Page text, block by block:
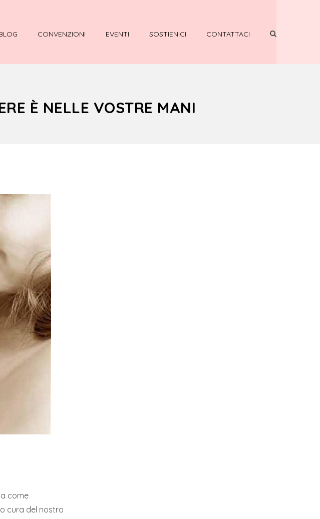
CONVENZIONI EVENTI SOSTIENICI CONTATTACI
È NELLE VOSTRE MANI
come
cura del nostro